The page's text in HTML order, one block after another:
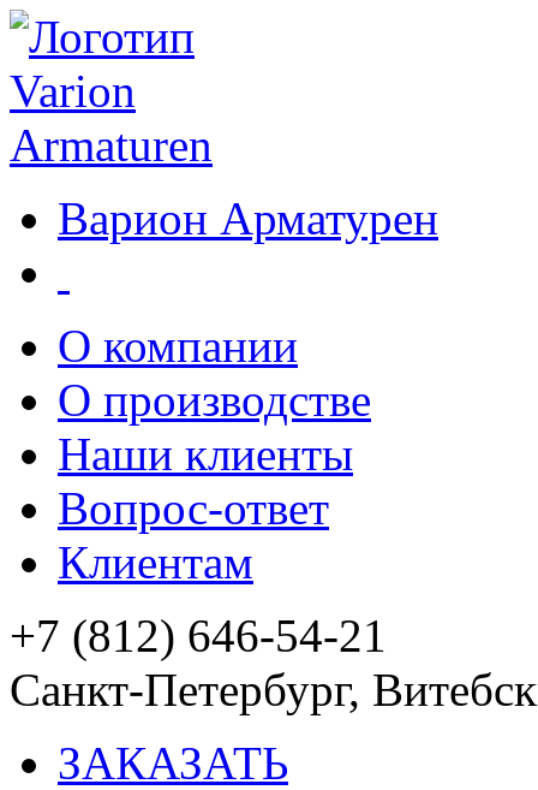
Варион Арматурен
О компании
О производстве
Наши клиенты
Вопрос-ответ
Клиентам
+7 (812) 646-54-21
Санкт-Петербург,
ЗАКАЗАТЬ